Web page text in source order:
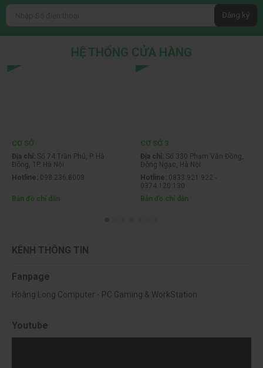
Đăng ký
HỆ THỐNG CỬA HÀNG
CƠ SỞ
Địa chỉ: Số 74 Trần Phú, P. Hà
Đông, TP. Hà Nội
Hotline: 098.236.8008
Bản đồ chỉ dẫn
CƠ SỞ 3
Địa chỉ: Số 330 Phạm Văn Đồng,
Đông Ngạc, Hà Nội
Hotline: 0833.921.922 -
0374.120.130
Bản đồ chỉ dẫn
KÊNH THÔNG TIN
Fanpage
Hoàng Long Computer - PC Gaming & WorkStation
Youtube